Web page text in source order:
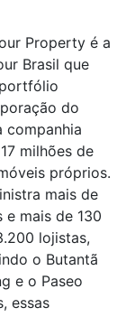
Property é a
Brasil que
do
companhia
milhões de
próprios.
mais de
e mais de 130
lojistas,
o Butantã
e o Paseo
essas